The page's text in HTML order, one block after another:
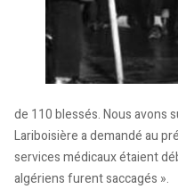
de 110 blessés. Nous avons
Lariboisière a demandé au
services médicaux étaient
algériens furent saccagés ».